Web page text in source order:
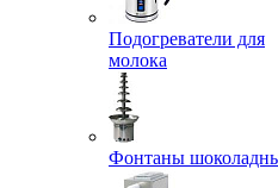
Подогреватели для
молока
Фонтаны